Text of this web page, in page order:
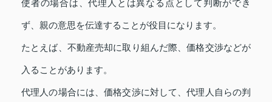
使者の場合は、代理人とは異なる点として判断ができ
ず、親の意思を伝達することが役目になります。
たとえば、不動産売却に取り組んだ際、価格交渉などが
入ることがあります。
代理人の場合には、価格交渉に対して、代理人自らの判